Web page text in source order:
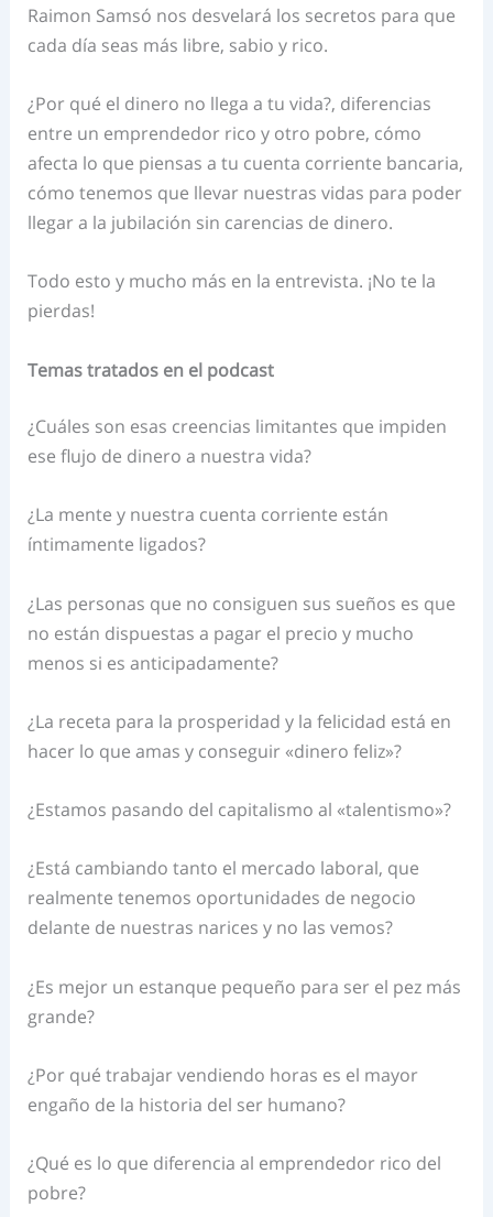
Raimon Samsó nos desvelará los secretos para que
cada día seas más libre, sabio y rico.
¿Por qué el dinero no llega a tu vida?, diferencias
entre un emprendedor rico y otro pobre, cómo
afecta lo que piensas a tu cuenta corriente bancaria,
cómo tenemos que llevar nuestras vidas para poder
llegar a la jubilación sin carencias de dinero.
Todo esto y mucho más en la entrevista. ¡No te la
pierdas!
Temas tratados en el podcast
¿Cuáles son esas creencias limitantes que impiden
ese flujo de dinero a nuestra vida?
¿La mente y nuestra cuenta corriente están
íntimamente ligados?
¿Las personas que no consiguen sus sueños es que
no están dispuestas a pagar el precio y mucho
menos si es anticipadamente?
¿La receta para la prosperidad y la felicidad está en
hacer lo que amas y conseguir «dinero feliz»?
¿Estamos pasando del capitalismo al «talentismo»?
¿Está cambiando tanto el mercado laboral, que
realmente tenemos oportunidades de negocio
delante de nuestras narices y no las vemos?
¿Es mejor un estanque pequeño para ser el pez más
grande?
¿Por qué trabajar vendiendo horas es el mayor
engaño de la historia del ser humano?
¿Qué es lo que diferencia al emprendedor rico del
pobre?